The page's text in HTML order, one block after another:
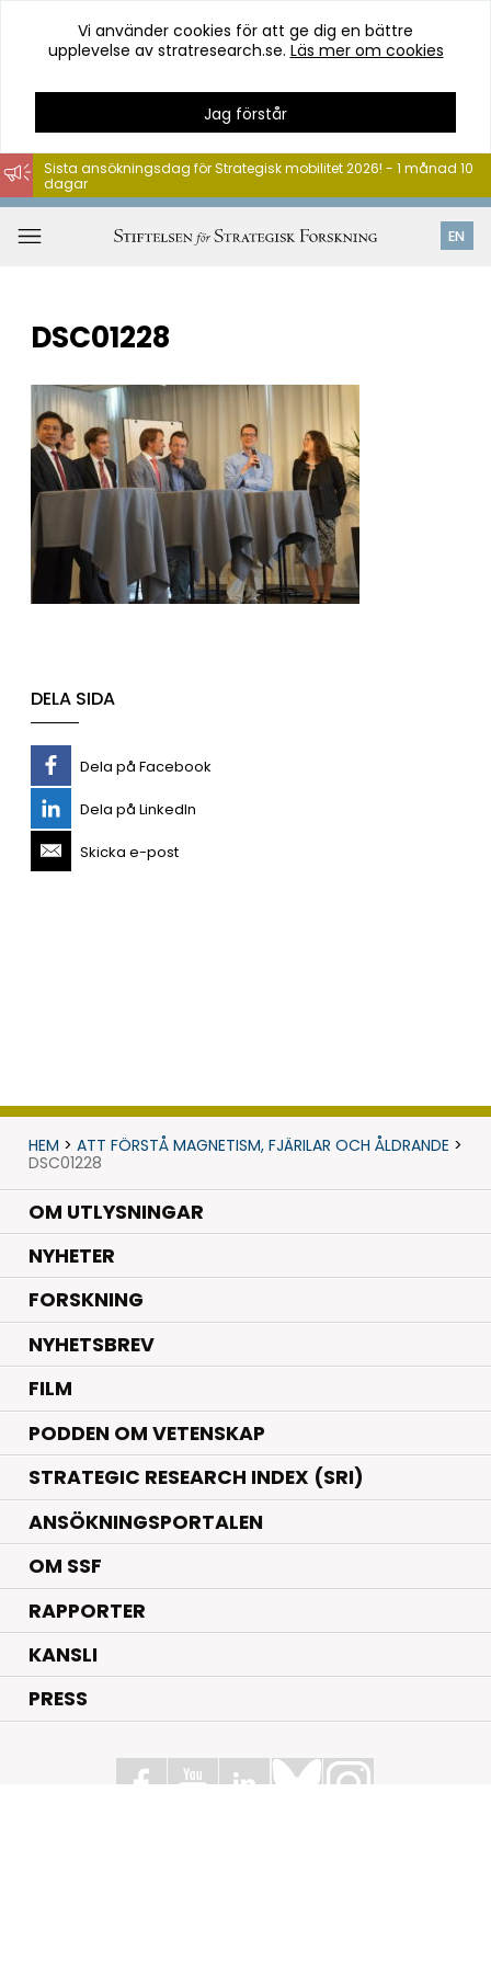
Hoppa
till
innehåll
Vi använder cookies för att ge dig en bättre
upplevelse av stratresearch.se. Läs mer om cookies
Jag förstår
EN
Sista ansökningsdag för Strategisk mobilitet 2026! - 1 månad 10
dagar
DSC01228
DELA SIDA
Dela på Facebook
Dela på LinkedIn
Skicka e-post
HEM > ATT FÖRSTÅ MAGNETISM, FJÄRILAR OCH ÅLDRANDE >
DSC01228
OM UTLYSNINGAR
NYHETER.
FORSKNING.
NYHETSBREV
FILM
PODDEN OM VETENSKAP
STRATEGIC RESEARCH INDEX (SRI)
ANSÖKNINGSPORTALEN
OM SSF
RAPPORTER
KANSLI
PRESS